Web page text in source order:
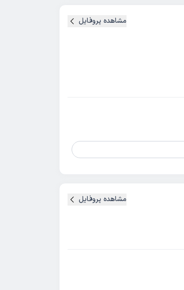
مشاهده پروفایل
مشاهده پروفایل